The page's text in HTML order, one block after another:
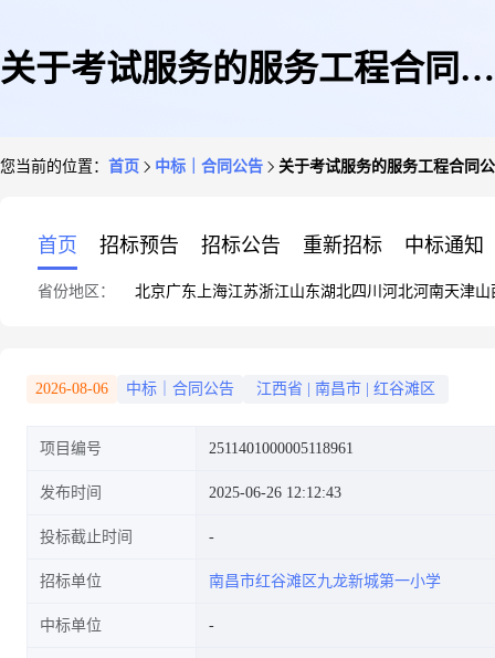
关于考试服务的服务工程合同公
您当前的位置： 首页 中标｜合同公告 关于考试服务的服务工程合同
首页 招标预告 招标公告 重新招标 中标通知
省份地区： 北京广东 上海江苏浙江山东湖北四川 河北河南天津山
2026-08-06 中标｜合同公告 江西省 南昌市 红谷滩区
项目编号 2511401000005118961
发布时间 2025-06-26 12:12:43
投标截止时间
招标单位 南昌市红谷滩区九龙新城第一小学
中标单位